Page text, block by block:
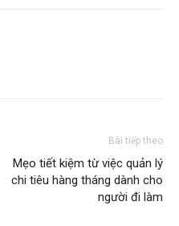
Bài tiếp theo
Mẹo tiết kiệm từ việc quản lý
chi tiêu hàng tháng dành cho
người đi làm